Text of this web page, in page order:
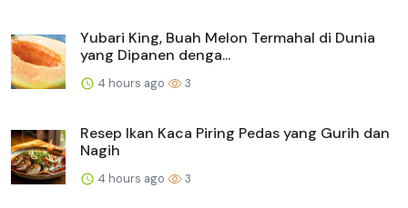
Yubari King, Buah Melon Termahal di Dunia
yang Dipanen denga...
4 hours ago 3
Resep Ikan Kaca Piring Pedas yang Gurih dan
Nagih
4 hours ago 3